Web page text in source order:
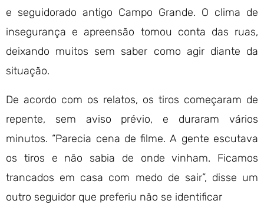
e seguidorado antigo Campo Grande. O clima de
insegurança e apreensão tomou conta das ruas,
deixando muitos sem saber como agir diante da
situação.
De acordo com os relatos, os tiros começaram de
repente, sem aviso prévio, e duraram vários
minutos. “Parecia cena de filme. A gente escutava
os tiros e não sabia de onde vinham. Ficamos
trancados em casa com medo de sair”, disse um
outro seguidor que preferiu não se identificar